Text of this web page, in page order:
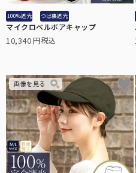
折り畳み日
折り畳み日傘のサイズ比較や機能
日差しや紫外線の悪影響を受けや
非
100%遮光 つば裏遮光
マイクロベルボアキャップ
10,340 税込